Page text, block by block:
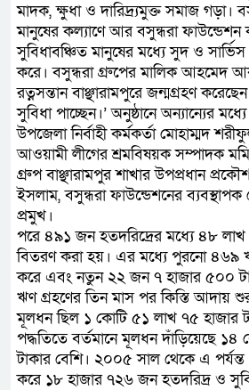
মাদক, ক্ষুধা ও দারিদ্র্যমুক্ত সমাজ গড়া।
মানুষের কল্যাণে আর বসুন্ধরা
সুবিধাবঞ্চিত মানুষের মধ্যে সুদ ও
করে। বসুন্ধরা গ্রুপের মালিক আহমেদ
রত্নসন্তান বাঞ্ছারামপুরে জন্মগ্রহণ
সুবিধা পাচ্ছেন।’ অনুষ্ঠানে অন্যান্যের
উপজেলা নির্বাহী কর্মকর্তা মোহাম্মদ
আওয়ামী লীগের শ্রমবিষয়ক সম্পাদক
গ্রুপ বাঞ্ছারামপুর শাখার উপপ্রধান
ইসলাম, বসুন্ধরা ফাউন্ডেশনের
প্রমুখ।
পরে ৪৯১ জন হতদরিদ্রের মধ্যে ৪৮ লাখ
বিতরণ করা হয়। এর মধ্যে পুরনো ৪৬৯
করে এবং নতুন ২২ জন ৭ হাজার ৫০০
ঋণ গ্রহণের তিন মাস পর কিস্তি আদায়
মূলধন ছিল ১ কোটি ৫১ লাখ ৭৫ হাজার
পদ্ধতিতে বর্তমানে মূলধন দাঁড়িয়েছে
টাকার বেশি। ২০০৫ সাল থেকে এ
করে ১৮ হাজার ৭২৬ জন হতদরিদ্র ও